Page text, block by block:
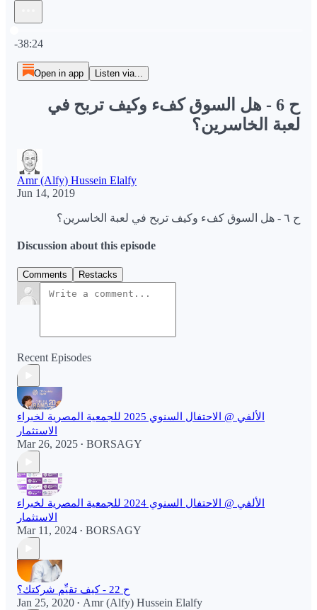
-38:24
Open in app Listen via...
ح 6 - هل السوق كفء وكيف تربح في
لعبة الخاسرين؟
Amr (Alfy) Hussein Elalfy
Jun 14, 2019
ح ٦ - هل السوق كفء وكيف تربح في لعبة الخاسرين؟
Discussion about this episode
Comments Restacks
Recent Episodes
الألفي @ الاحتفال السنوي 2025 للجمعية المصرية لخبراء
الاستثمار
Mar 26, 2025 • BORSAGY
الألفي @ الاحتفال السنوي 2024 للجمعية المصرية لخبراء
الاستثمار
Mar 11, 2024 • BORSAGY
ح 22 - كيف تقيِّم شركتك؟
Jan 25, 2020 • Amr (Alfy) Hussein Elalfy